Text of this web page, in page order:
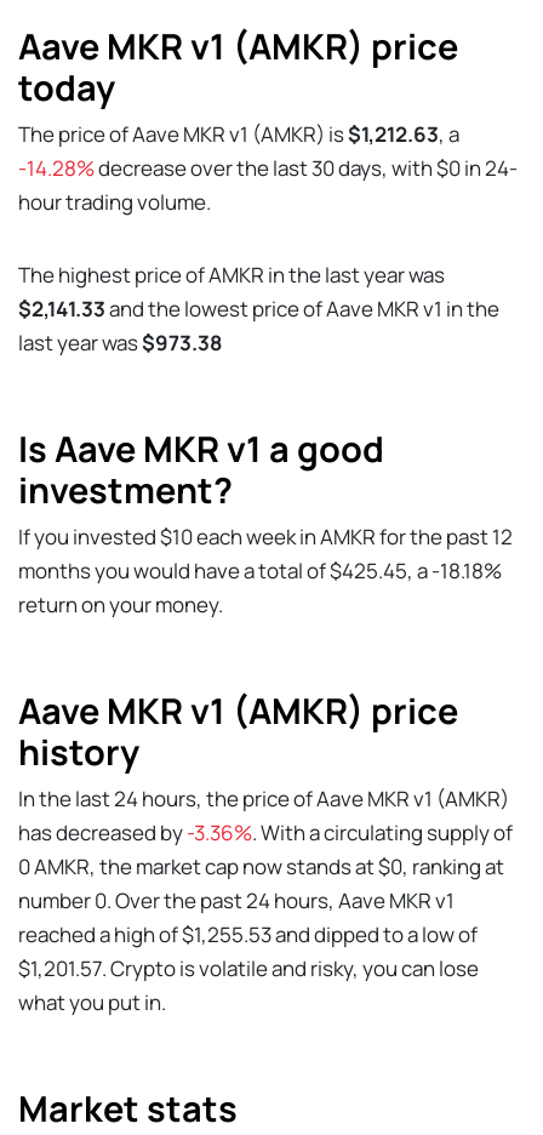
Aave MKR v1 (AMKR) price
today
The price of Aave MKR v1 (AMKR) is$1,212.63, a
-14.28%decrease over the last 30 days, with $0 in 24-
hour trading volume.
The highest price of AMKR in the last year was
$2,141.33and the lowest price of Aave MKR v1 in the
last year was$973.38
Is Aave MKR v1 a good
investment?
If you invested $10 each week in AMKR for the past 12
months you would have a total of $425.45, a -18.18%
return on your money.
Aave MKR v1 (AMKR) price
history
In the last 24 hours, the price of Aave MKR v1 (AMKR)
has decreased by-3.36%. With a circulating supply of
0 AMKR, the market cap now stands at $0, ranking at
number 0. Over the past 24 hours, Aave MKR v1
reached a high of $1,255.53 and dipped to a low of
$1,201.57. Crypto is volatile and risky, you can lose
what you put in.
Market stats